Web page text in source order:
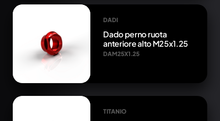
DADI
Dado perno ruota
anteriore alto M25x1.25
DAM25X1.25
TITANIO